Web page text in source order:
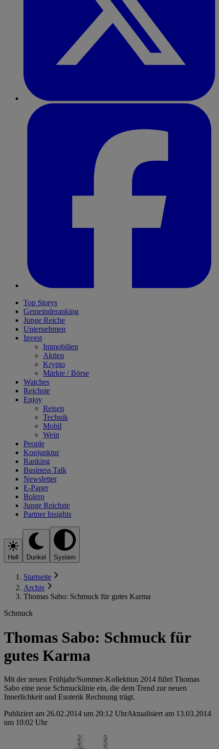
Top Storys
Gemeinderanking
Junge Reiche
Unternehmen
Invest
Immobilien
Aktien
Krypto
Märkte / Börse
Watches
Reichste
Enjoy
Reisen
Technik
Mobil
Wein
People
Konjunktur
Ranking
Business Talk
Newsletter
E-Paper
Bolero
Junge Reichste
Partner Insights
Hell Dunkel System
Startseite
Archiv
Thomas Sabo: Schmuck für gutes Karma
Schmuck
Thomas Sabo: Schmuck für
gutes Karma
Mit der neuen Frühjahr/Sommer-Kollektion 2014 führt Thomas
Sabo eine neue Schmucklinie ein, die dem Trend zur neuen
Innerlichkeit und Esoterik Rechnung trägt.
Publiziert am 26.02.2014 um 20:12 UhrAktualisiert am 13.03.2014
um 10:02 Uhr